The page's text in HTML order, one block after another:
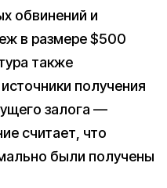
обвинений и
в размере $500
также
получения
залога —
считает, что
были получены